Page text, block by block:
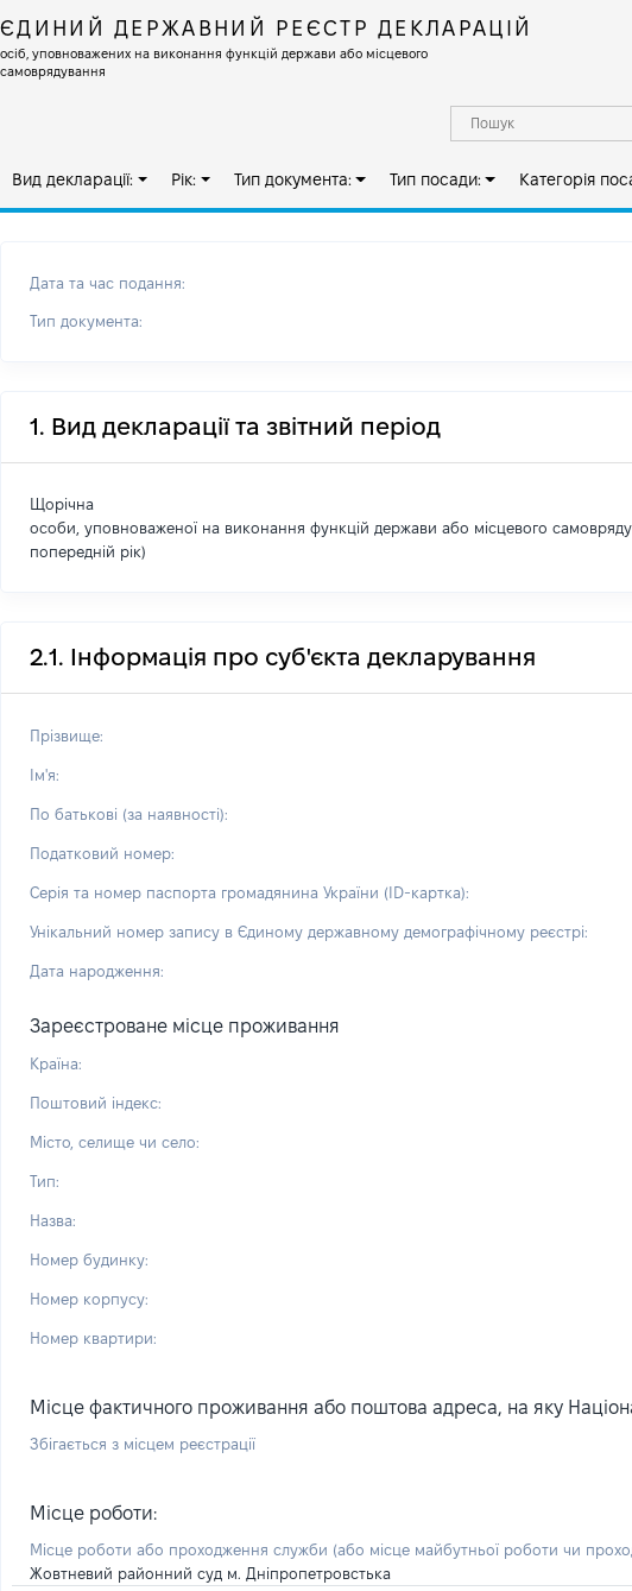
ЄДИНИЙ ДЕРЖАВНИЙ РЕЄСТР ДЕКЛАРАЦІЙ
осіб, уповноважених на виконання функцій держави або місцевого
самоврядування
Вид декларації: Рік: Тип документа: Тип посади: Категорія
Дата та час подання:
Тип документа:
1. Вид декларації та звітний період
Щорічна
особи, уповноваженої на виконання функцій держави або місцевого
попередній рік)
2.1. Інформація про суб'єкта декларування
Прізвище:
Ім'я:
По батькові (за наявності):
Податковий номер:
Серія та номер паспорта громадянина України (ID-картка):
Унікальний номер запису в Єдиному державному демографічному реєстрі:
Дата народження:
Зареєстроване місце проживання
Країна:
Поштовий індекс:
Місто, селище чи село:
Тип:
Назва:
Номер будинку:
Номер корпусу:
Номер квартири:
Місце фактичного проживання або поштова адреса, на яку
Збігається з місцем реєстрації
Місце роботи:
Місце роботи або проходження служби (або місце майбутньої роботи чи
Жовтневий районний суд м. Дніпропетровстька